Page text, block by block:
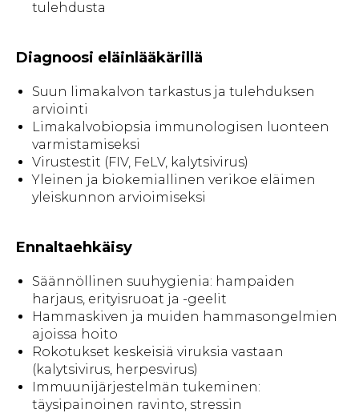
tulehdusta
Diagnoosi eläinlääkärillä
Suun limakalvon tarkastus ja tulehduksen
arviointi
Limakalvobiopsia immunologisen luonteen
varmistamiseksi
Virustestit (FIV, FeLV, kalytsivirus)
Yleinen ja biokemiallinen verikoe eläimen
yleiskunnon arvioimiseksi
Ennaltaehkäisy
Säännöllinen suuhygienia: hampaiden
harjaus, erityisruoat ja -geelit
Hammaskiven ja muiden hammasongelmien
ajoissa hoito
Rokotukset keskeisiä viruksia vastaan
(kalytsivirus, herpesvirus)
Immuunijärjestelmän tukeminen:
täysipainoinen ravinto, stressin